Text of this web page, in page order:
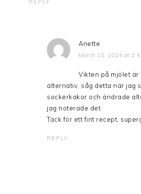
Anette
March 10, 2024 at
Vikten på mjölet är
alternativ, såg detta när jag
sockerkakor och ändrade
jag noterade det.
Tack för ett fint recept,
REPLY